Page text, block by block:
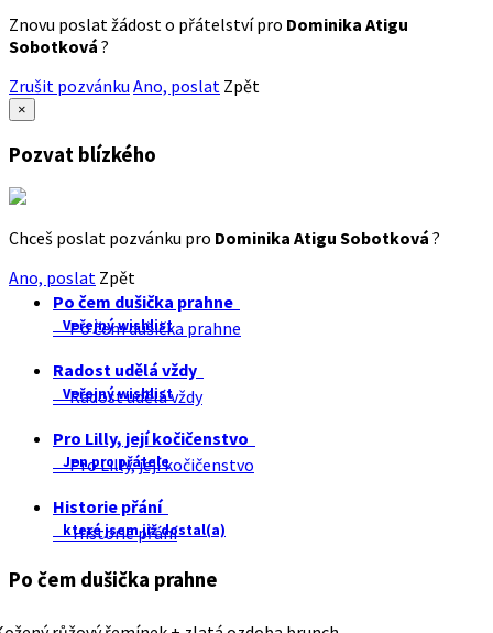
Znovu poslat žádost o přátelství pro Dominika Atigu
Sobotková ?
Zrušit pozvánku Ano, poslat Zpět
×
Pozvat blízkého
Chceš poslat pozvánku pro Dominika Atigu Sobotková ?
Ano, poslat Zpět
Po čem dušička prahne
Veřejný wishlist
Po čem dušička prahne
Radost udělá vždy
Veřejný wishlist
Radost udělá vždy
Pro Lilly, její kočičenstvo
Jen pro přátele
Pro Lilly, její kočičenstvo
Historie přání
které jsem již dostal(a)
Historie přání
Po čem dušička prahne